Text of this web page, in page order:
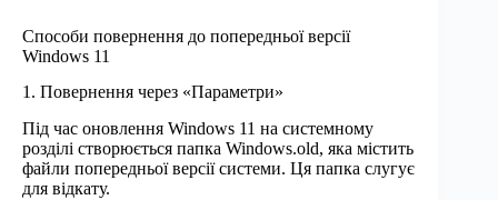
Способи повернення до попередньої версії
Windows 11
1. Повернення через «Параметри»
Під час оновлення Windows 11 на системному
розділі створюється папка Windows.old, яка містить
файли попередньої версії системи. Ця папка слугує
для відкату.